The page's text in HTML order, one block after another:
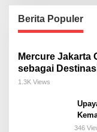
Berita Populer
Mercure Jakarta
sebagai
Meeting, dan
1.3K Views
346